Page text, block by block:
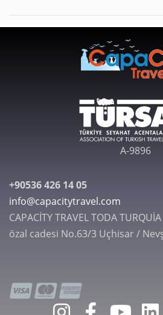
A-9896
+90536 426 14 05
info@capacitytravel.com
CAPACİTY TRAVEL TODA
özal cadesi No.63/3 Uçhisar /